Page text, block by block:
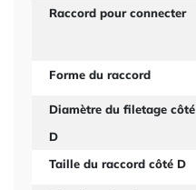
Raccord pour connecter
Forme du raccord
Diamètre du filetage côté
D
Taille du raccord côté D